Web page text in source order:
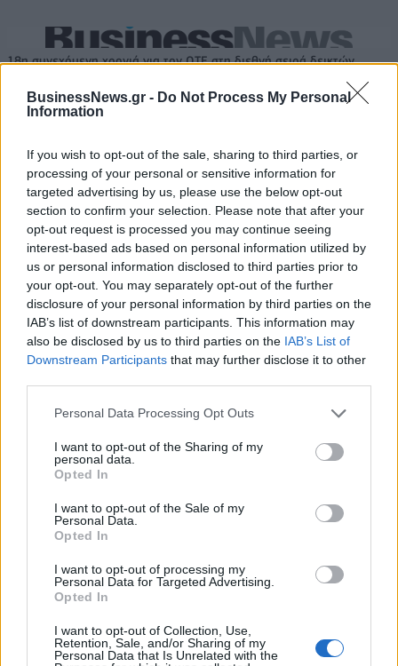
BusinessNews.gr - Do Not Process My Personal
Information
If you wish to opt-out of the sale, sharing to third parties, or
processing of your personal or sensitive information for
targeted advertising by us, please use the below opt-out
section to confirm your selection. Please note that after your
opt-out request is processed you may continue seeing
interest-based ads based on personal information utilized by
us or personal information disclosed to third parties prior to
your opt-out. You may separately opt-out of the further
disclosure of your personal information by third parties on the
IAB’s list of downstream participants. This information may
also be disclosed by us to third parties on the IAB’s List of
Downstream Participants that may further disclose it to other
Personal Data Processing Opt Outs
I want to opt-out of the Sharing of my
personal data.
Opted In
I want to opt-out of the Sale of my
Personal Data.
Opted In
I want to opt-out of processing my
Personal Data for Targeted Advertising.
Opted In
I want to opt-out of Collection, Use,
Retention, Sale, and/or Sharing of my
Personal Data that Is Unrelated with the
18η συνεχόμενη χρονιά για τον ΟΤΕ στη διεθνή σειρά δεικτών
πύλες του σε όλους
ΠΕΡΙΣΣΌΤΕΡΑ ΣΕ ΑΥΤΉ ΤΗΝ ΚΑΤΗΓΟΡΊΑ
Χατζηδάκης - «Βιώσιμη
χωρίς αποκλεισμούς
ανάπτυξη» στην ατζέντα
02/05/2024 - 11:58
Χρηματιστήριο: Στις
1.455,54 μονάδες ο
άνοδο 0,49%